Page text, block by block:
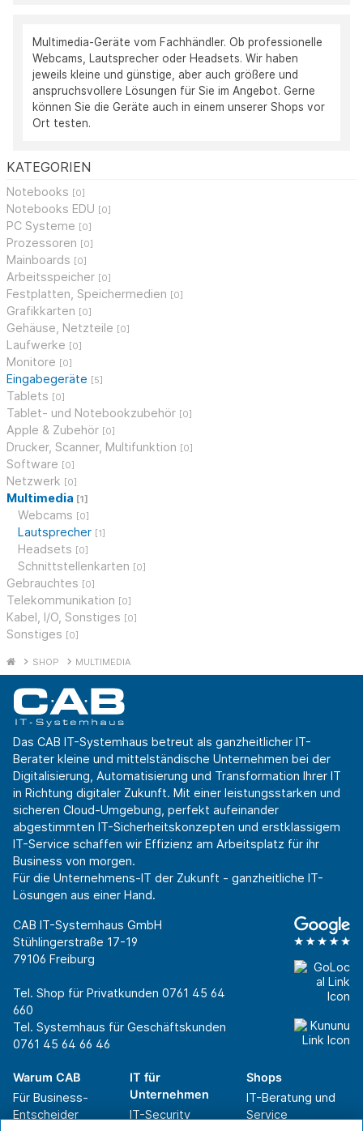
KATEGORIEN
Notebooks [0]
Notebooks EDU [0]
PC Systeme [0]
Prozessoren [0]
Mainboards [0]
Arbeitsspeicher [0]
Festplatten, Speichermedien [0]
Grafikkarten [0]
Gehäuse, Netzteile [0]
Laufwerke [0]
Monitore [0]
Eingabegeräte [5]
Tablets [0]
Tablet- und Notebookzubehör [0]
Apple & Zubehör [0]
Drucker, Scanner, Multifunktion [0]
Software [0]
Netzwerk [0]
Multimedia [1]
Webcams [0]
Lautsprecher [1]
Headsets [0]
Schnittstellenkarten [0]
Gebrauchtes [0]
Telekommunikation [0]
Kabel, I/O, Sonstiges [0]
Sonstiges [0]
Multimedia-Geräte vom Fachhändler. Ob professionelle
Webcams, Lautsprecher oder Headsets. Wir haben
jeweils kleine und günstige, aber auch größere und
anspruchsvollere Lösungen für Sie im Angebot. Gerne
können Sie die Geräte auch in einem unserer Shops vor
Ort testen.
SHOP MULTIMEDIA
Das CAB IT-Systemhaus betreut als ganzheitlicher IT-
Berater kleine und mittelständische Unternehmen bei der
Digitalisierung, Automatisierung und Transformation Ihrer IT
in Richtung digitaler Zukunft. Mit einer leistungsstarken und
sicheren Cloud-Umgebung, perfekt aufeinander
abgestimmten IT-Sicherheitskonzepten und erstklassigem
IT-Service schaffen wir Effizienz am Arbeitsplatz für ihr
Business von morgen.
Für die Unternehmens-IT der Zukunft - ganzheitliche IT-
Lösungen aus einer Hand.
CAB IT-Systemhaus GmbH
Stühlingerstraße 17-19
79106 Freiburg
Tel. Shop für Privatkunden 0761 45 64
660
Tel. Systemhaus für Geschäftskunden
0761 45 64 66 46
Warum CAB
Für Business-
Entscheider
IT für
Unternehmen
IT-Security
Shops
IT-Beratung und
Service